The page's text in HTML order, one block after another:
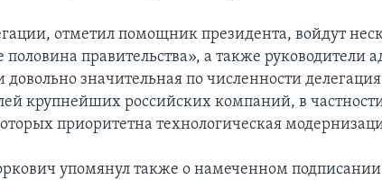
отметил помощник президента, войдут
половина правительства», а также руководители
довольно значительная по численности
крупнейших российских компаний, в
приоритетна технологическая
упомянул также о намеченном